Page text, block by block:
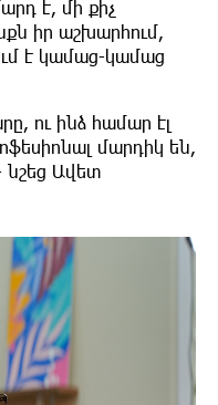
է, մի քիչ
իր աշխարհում,
է կամաց-կամաց
ու ինձ համար էլ
մարդիկ են,
նշեց Ավետ